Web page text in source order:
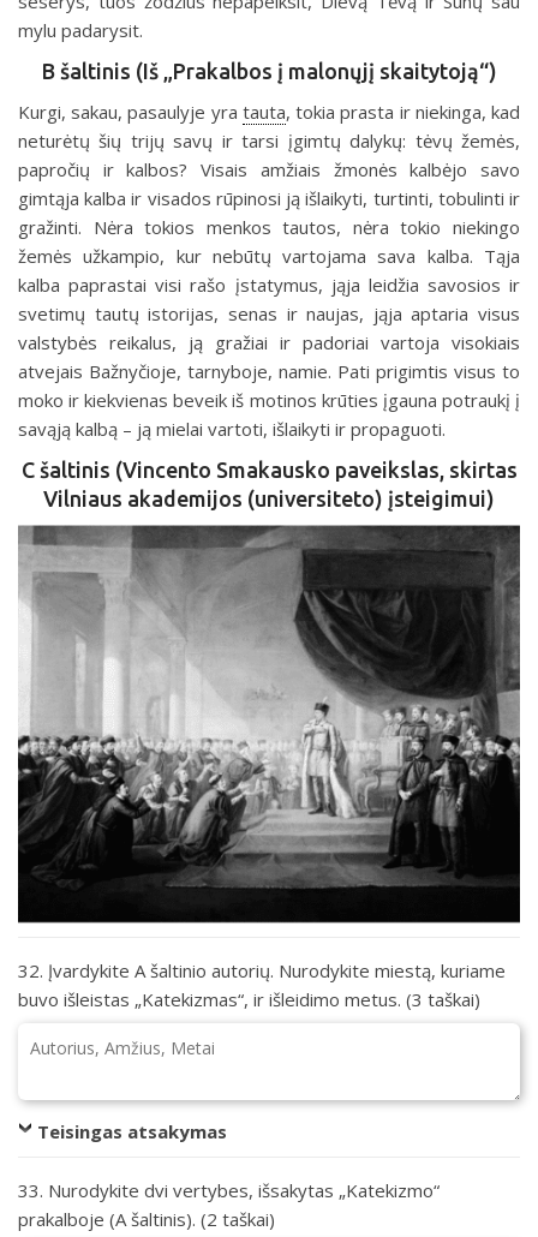
mylu padarysit.
B šaltinis (Iš „Prakalbos į malonųjį skaitytoją“)
Kurgi, sakau, pasaulyje yra tauta, tokia prasta ir niekinga, kad
neturėtų šių trijų savų ir tarsi įgimtų dalykų: tėvų žemės,
papročių ir kalbos? Visais amžiais žmonės kalbėjo savo
gimtąja kalba ir visados rūpinosi ją išlaikyti, turtinti, tobulinti ir
gražinti. Nėra tokios menkos tautos, nėra tokio niekingo
žemės užkampio, kur nebūtų vartojama sava kalba. Tąja
kalba paprastai visi rašo įstatymus, jąja leidžia savosios ir
svetimų tautų istorijas, senas ir naujas, jąja aptaria visus
valstybės reikalus, ją gražiai ir padoriai vartoja visokiais
atvejais Bažnyčioje, tarnyboje, namie. Pati prigimtis visus to
moko ir kiekvienas beveik iš motinos krūties įgauna potraukį į
savąją kalbą – ją mielai vartoti, išlaikyti ir propaguoti.
C šaltinis (Vincento Smakausko paveikslas, skirtas
Vilniaus akademijos (universiteto) įsteigimui)
32. Įvardykite A šaltinio autorių. Nurodykite miestą, kuriame
buvo išleistas „Katekizmas“, ir išleidimo metus. (3 taškai)
Teisingas atsakymas
33. Nurodykite dvi vertybes, išsakytas „Katekizmo“
prakalboje (A šaltinis). (2 taškai)